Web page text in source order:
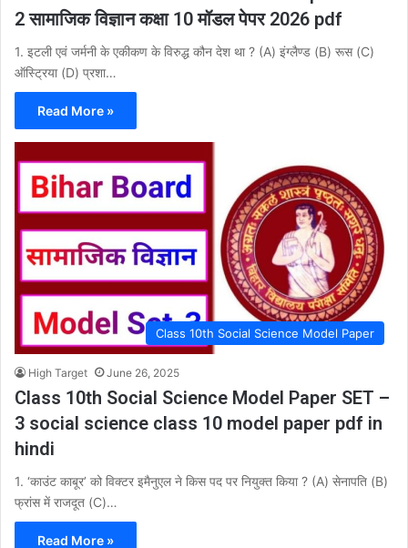
2 सामाजिक विज्ञान कक्षा 10 मॉडल पेपर 2026 pdf
1. इटली एवं जर्मनी के एकीकण के विरुद्ध कौन देश था ? (A) इंग्लैण्ड (B) रूस (C)
ऑस्ट्रिया (D) प्रशा…
Read More »
Class 10th Social Science Model Paper
High Target June 26, 2025
Class 10th Social Science Model Paper SET –
3 social science class 10 model paper pdf in
hindi
1. ‘काउंट काबूर’ को विक्टर इमैनुएल ने किस पद पर नियुक्त किया ? (A) सेनापति (B)
फ्रांस में राजदूत (C)…
Read More »